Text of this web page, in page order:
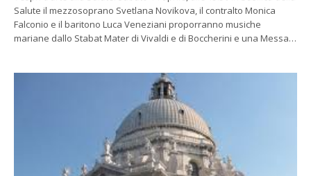
Salute il mezzosoprano Svetlana Novikova, il contralto Monica
Falconio e il baritono Luca Veneziani proporranno musiche
mariane dallo Stabat Mater di Vivaldi e di Boccherini e una Messa…